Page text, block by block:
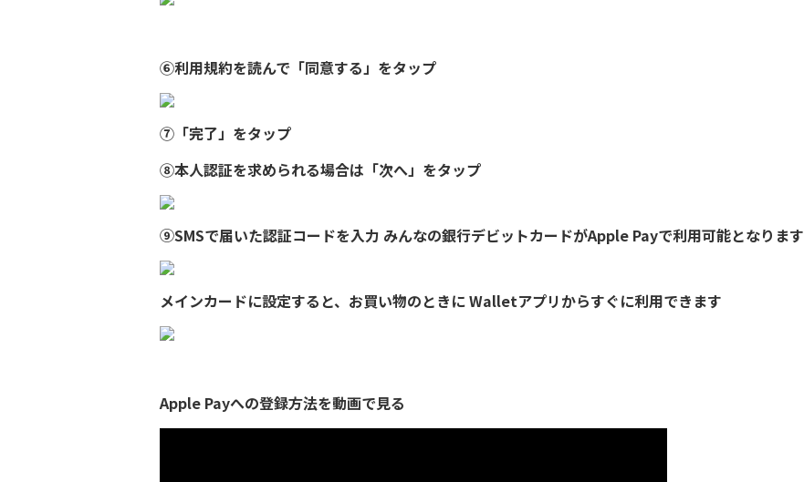
⑥利用規約を読んで「同意する」をタップ
⑦「完了」をタップ
⑧本人認証を求められる場合は「次へ」をタップ
⑨SMSで届いた認証コードを入力 みんなの銀行デビットカードがApple Payで利用可能となります
メインカードに設定すると、お買い物のときに Walletアプリからすぐに利用できます
Apple Payへの登録方法を動画で見る